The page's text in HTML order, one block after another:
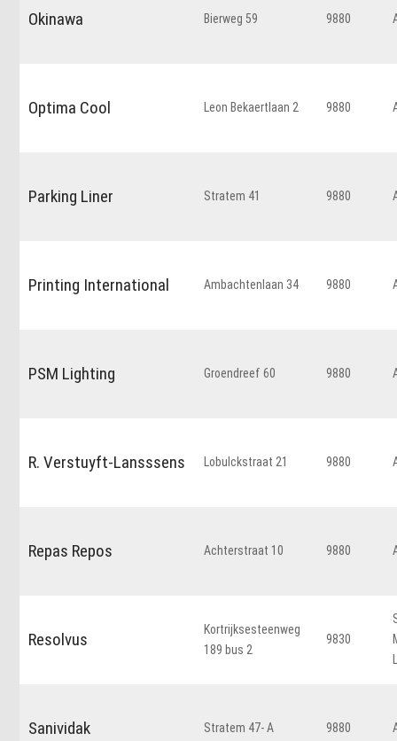
Okinawa Bierweg 59 9880
Optima Cool Leon Bekaertlaan 2 9880
Parking Liner Stratem 41 9880
Printing International Ambachtenlaan 34 9880
PSM Lighting Groendreef 60 9880
R. Verstuyft-Lansssens Lobulckstraat 21 9880
Repas Repos Achterstraat 10 9880
Resolvus
Kortrijksesteenweg
189 bus 2
9830
Sanividak Stratem 47- A 9880